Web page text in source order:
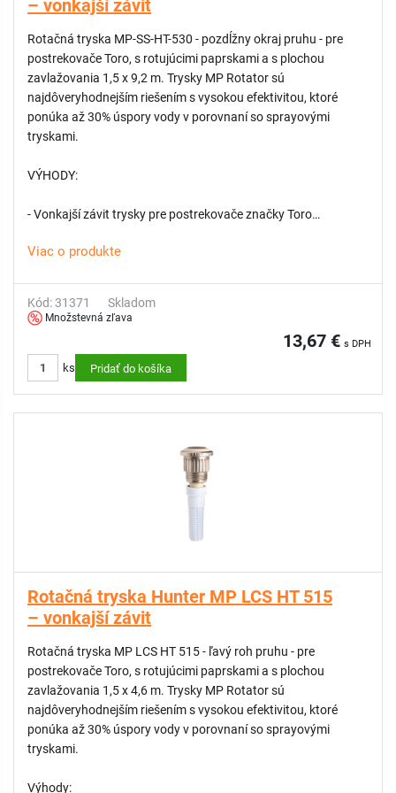
– vonkajší závit
Rotačná tryska MP-SS-HT-530 - pozdĺžny okraj pruhu - pre
postrekovače Toro, s rotujúcimi paprskami a s plochou
zavlažovania 1,5 x 9,2 m. Trysky MP Rotator sú
najdôveryhodnejším riešením s vysokou efektivitou, ktoré
ponúka až 30% úspory vody v porovnaní so sprayovými
tryskami.
VÝHODY:
- Vonkajší závit trysky pre postrekovače značky Toro
- Najnižšia zrážková výška v rámci odvetvia približne 10 mm/h
- Vysoká rovnomernosť pokrytia
- Prispôsobená zrážková výška pre zjednodušenie návrhu
- Farebné označenie pre jednoduchšiu identifikáciu
- Možnosť zníženia dostreku až o 25%
Viac o produkte
Kód: 31371 Skladom
Množstevná zľava
13,67 € s DPH
ks Pridať do košíka
Rotačná tryska Hunter MP LCS HT 515
– vonkajší závit
Rotačná tryska MP LCS HT 515 - ľavý roh pruhu - pre
postrekovače Toro, s rotujúcimi paprskami a s plochou
zavlažovania 1,5 x 4,6 m. Trysky MP Rotator sú
najdôveryhodnejším riešením s vysokou efektivitou, ktoré
ponúka až 30% úspory vody v porovnaní so sprayovými
tryskami.
Výhody: